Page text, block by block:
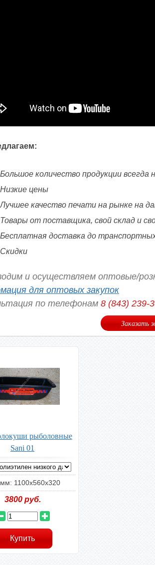
Большое количество продукции всегда
Низкие цены
Лучшее качество печати на рынке на
Товары от поставщика, свой склад и
Бесплатная доставка до
Скидки
и осуществляем оптовые/
для оптовых закупок
по телефонам 8 (843) 239-
Заказать
рыболовные
Sani 01
1100х560х320
3800руб.